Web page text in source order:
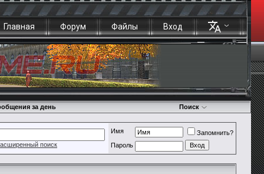
Главная Форум Файлы Вход
за день Поиск
поиск
Имя
Запомнить?
Пароль